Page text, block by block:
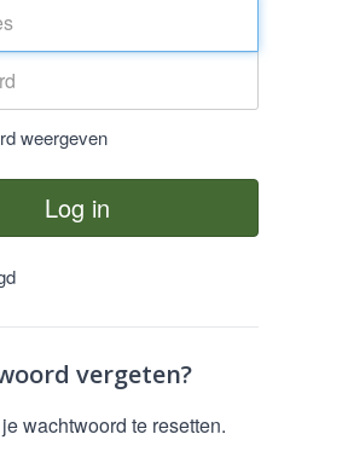
weergeven
Log in
vergeten?
wachtwoord te resetten.